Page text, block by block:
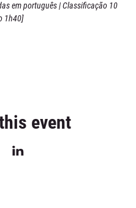
em português | Classificação 10
1h40]
event